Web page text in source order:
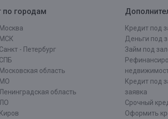
по городам
- Петербург
область
область
Кредит под
Деньги под
Займ под
Кредит под
заявка
Срочный
Оформить